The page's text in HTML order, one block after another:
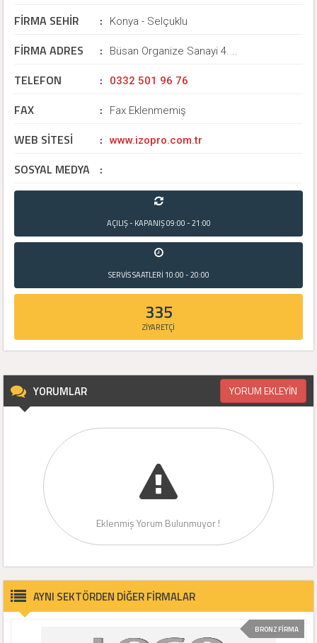
FİRMA SEHİR : Konya - Selçuklu
FİRMA ADRES : Büsan Organize Sanayi 4. ..
TELEFON : 0332 501 96 76
FAX : Fax Eklenmemiş
WEB SİTESİ : www.izopro.com.tr
SOSYAL MEDYA :
AÇILIŞ - KAPANIŞ09:00 - 21:00
SERVİS SAATLERİ 10:00 - 20:00
335
ZİYARETÇİ
YORUMLAR YORUM EKLEYİN
Eklenmiş Yorum Bulunmuyor !
AYNI SEKTÖRDEN DİĞER FİRMALAR
BRONZ FİRMA